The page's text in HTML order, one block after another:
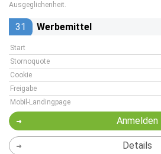
Ausgeglichenheit.
31 Werbemittel
Start
Stornoquote
Cookie
Freigabe
Mobil-Landingpage
Anmelden
Details